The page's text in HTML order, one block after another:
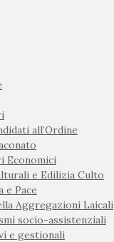
all’Ordine
Economici
e Edilizia Culto
e Pace
Aggregazioni Laicali
socio-assistenziali
e gestionali